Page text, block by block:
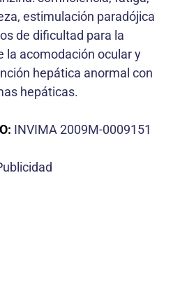
estimulación paradójica
de dificultad para la
la acomodación ocular y
hepática anormal con
hepáticas.
INVIMA 2009M-0009151